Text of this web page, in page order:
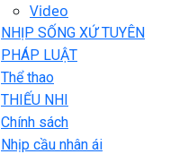
Video
NHỊP SỐNG XỨ TUYÊN
PHÁP LUẬT
Thể thao
THIẾU NHI
Chính sách
Nhịp cầu nhân ái